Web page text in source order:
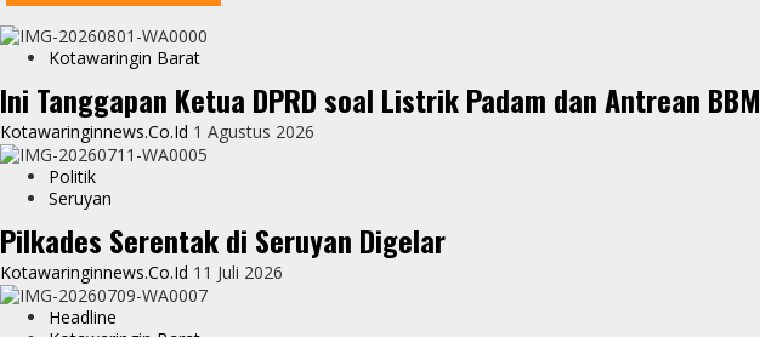
Kotawaringin Barat
Ini Tanggapan Ketua DPRD soal Listrik Padam dan Antrean BBM
Kotawaringinnews.co.id 1 Agustus 2026
Politik
Seruyan
Pilkades Serentak di Seruyan Digelar
Kotawaringinnews.co.id 11 Juli 2026
Headline